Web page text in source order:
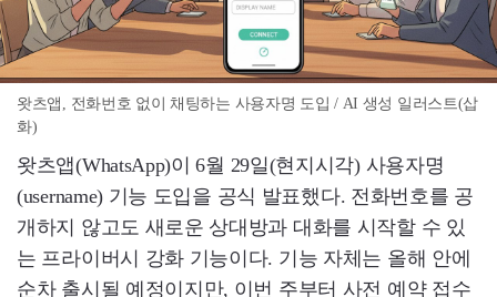
왓츠앱, 전화번호 없이 채팅하는 사용자명 도입 / AI 생성 일러스트(삽
화)
왓츠앱(WhatsApp)이 6월 29일(현지시각) 사용자명
(username) 기능 도입을 공식 발표했다. 전화번호를 공
개하지 않고도 새로운 상대방과 대화를 시작할 수 있
는 프라이버시 강화 기능이다. 기능 자체는 올해 안에
순차 출시될 예정이지만, 이번 주부터 사전 예약 접수